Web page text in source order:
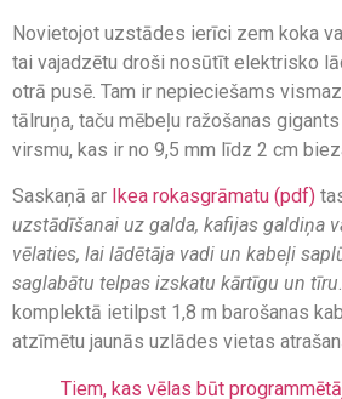
Novietojot uzstādes ierīci zem koka
tai vajadzētu droši nosūtīt elektrisko
otrā pusē. Tam ir nepieciešams
tālruņa, taču mēbeļu ražošanas
virsmu, kas ir no 9,5 mm līdz 2 cm
Saskaņā ar Ikea rokasgrāmatu (pdf)
uzstādīšanai uz galda, kafijas galdiņa
vēlaties, lai lādētāja vadi un kabeļi
saglabātu telpas izskatu kārtīgu un tīru
komplektā ietilpst 1,8 m barošanas
atzīmētu jaunās uzlādes vietas
Tiem, kas vēlas būt